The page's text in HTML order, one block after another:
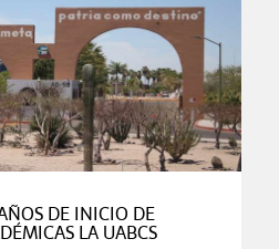
DE INICIO DE
LA UABCS